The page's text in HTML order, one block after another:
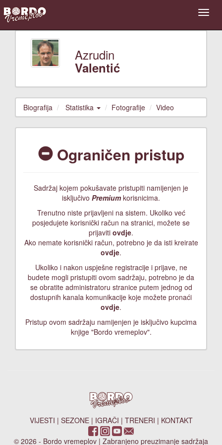
Azrudin
Valentić
Biografija Statistika Fotografije Video
Ograničen pristup
Sadržaj kojem pokušavate pristupiti namijenjen je
isključivo Premiumkorisnicima.
Trenutno niste prijavljeni na sistem. Ukoliko već
posjedujete korisnički račun na stranici, možete se
prijaviti ovdje.
Ako nemate korisnički račun, potrebno je da isti kreirate
ovdje.
Ukoliko i nakon uspješne registracije i prijave, ne
budete mogli pristupiti ovom sadržaju, potrebno je da
se obratite administratoru stranice putem jednog od
dostupnih kanala komunikacije koje možete pronaći
ovdje.
Pristup ovom sadržaju namijenjen je isključivo kupcima
knjige "Bordo vremeplov".
VIJESTI | SEZONE| IGRAČI | TRENERI | KONTAKT
© 2026 - Bordo vremeplov | Zabranjeno preuzimanje sadržaja